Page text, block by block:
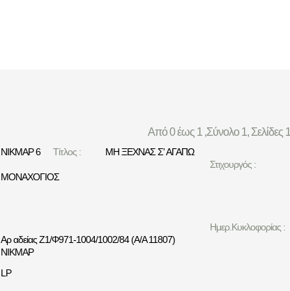
Από 0 έως 1 ,Σύνολο 1, Σελίδες 1
ΝΙΚΜΑΡ 6 Τίτλος :
ΜΗ ΞΕΧΝΑΣ Σ' ΑΓΑΠΩ
Στιχουργός :
ΜΟΝΑΧΟΓΙΟΣ
Ημερ.Κυκλοφορίας :
Αρ αδείας Ζ1/Φ971-1004/1002/84 (Α/Α 11807)
ΝΙΚΜΑΡ
LP